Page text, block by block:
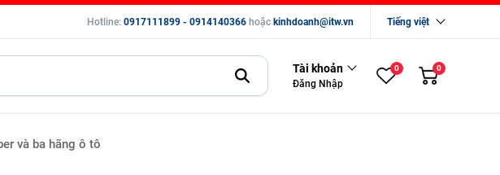
Hotline: 0917111899 - 0914140366 hoặc kinhdoanh@itw.vn Tiếng việt
Tài khoản
Đăng Nhập
0 0
và ba hãng ô tô